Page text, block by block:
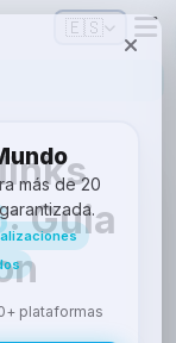
🇪🇸
: Guia
más de 20
plataformas